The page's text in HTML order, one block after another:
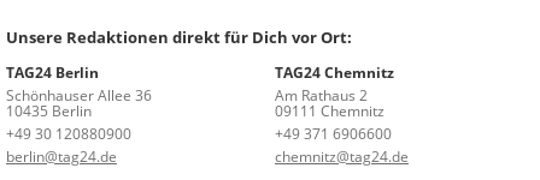
Unsere Redaktionen direkt für Dich vor Ort:
TAG24 Berlin
Schönhauser Allee 36
10435 Berlin
+49 30 120880900
berlin@tag24.de
TAG24 Chemnitz
Am Rathaus 2
09111 Chemnitz
+49 371 6906600
chemnitz@tag24.de